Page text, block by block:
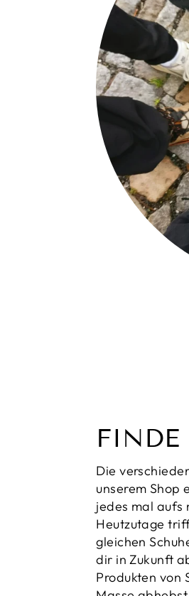
FINDE
Die
unserem Shop
jedes mal aufs
Heutzutage
gleichen
dir in Zukunft
Produkten von